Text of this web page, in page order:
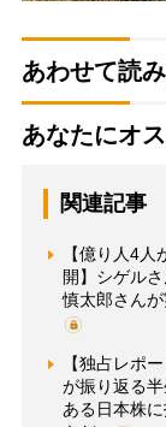
あわせて読
あなたにオ
関連記事
【億り人4
開】シゲル
慎太郎さん
【独占レポ
が振り返る
ある日本株